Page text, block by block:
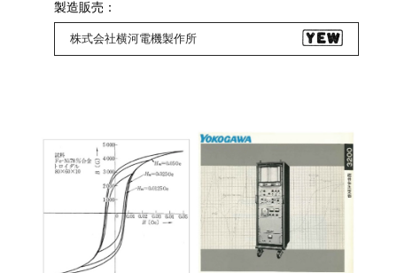
製造販売：
株式会社横河電機製作所